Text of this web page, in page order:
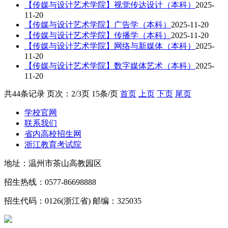
【传媒与设计艺术学院】视觉传达设计（本科） 2025-
11-20
【传媒与设计艺术学院】广告学（本科） 2025-11-20
【传媒与设计艺术学院】传播学（本科） 2025-11-20
【传媒与设计艺术学院】网络与新媒体（本科） 2025-
11-20
【传媒与设计艺术学院】数字媒体艺术（本科） 2025-
11-20
共44条记录 页次：2/3页 15条/页 首页 上页 下页 尾页
学校官网
联系我们
省内高校招生网
浙江教育考试院
地址：温州市茶山高教园区
招生热线：0577-86698888
招生代码：0126(浙江省) 邮编：325035